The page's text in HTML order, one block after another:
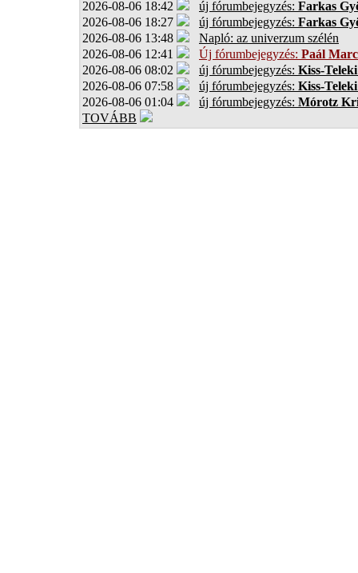
2026-08-06 18:42 új fórumbejegyzés: Farkas
2026-08-06 18:27
új fórumbejegyzés: Farkas
2026-08-06 13:48
Napló: az univerzum szélén
2026-08-06 12:41
Új fórumbejegyzés: Paál
2026-08-06 08:02
új fórumbejegyzés: Kiss-
2026-08-06 07:58
új fórumbejegyzés: Kiss-
2026-08-06 01:04
új fórumbejegyzés: Mórotz
TOVÁBB